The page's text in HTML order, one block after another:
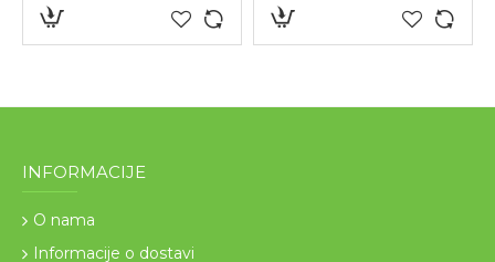
INFORMACIJE
O nama
Informacije o dostavi